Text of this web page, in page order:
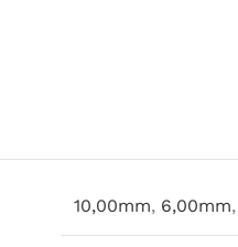
10,00mm, 6,00mm,